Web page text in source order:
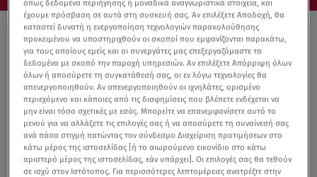
όπως δεδομένα περιήγησης ή μοναδικά αναγνωριστικά στοιχεία, και
έχουμε πρόσβαση σε αυτά στη συσκευή σας. Αν επιλέξετε Αποδοχή, θα
καταστεί δυνατή η ενεργοποίηση τεχνολογιών παρακολούθησης
προκειμένου να υποστηριχθούν οι σκοποί που εμφανίζονται παρακάτω,
για τους οποίους εμείς και οι συνεργάτες μας επεξεργαζόμαστε τα
δεδομένα με σκοπό την παροχή υπηρεσιών. Αν επιλέξετε Απόρριψη όλων
όλων ή αποσύρετε τη συγκατάθεσή σας, οι εν λόγω τεχνολογίες θα
απενεργοποιηθούν. Αν απενεργοποιηθούν οι ιχνηλάτες, ορισμένο
περιεχόμενο και κάποιες από τις διαφημίσεις που βλέπετε ενδέχεται να
μην είναι τόσο σχετικές με εσάς. Μπορείτε να επανεμφανίσετε αυτό το
μενού για να αλλάξετε τις επιλογές σας ή να αποσύρετε τη συναίνεσή σας
ανά πάσα στιγμή πατώντας τον σύνδεσμο Διαχείριση προτιμήσεων στο
κάτω μέρος της ιστοσελίδας [ή το αιωρούμενο εικονίδιο στο κάτω
αριστερό μέρος της ιστοσελίδας, εάν υπάρχει]. Οι επιλογές σας θα τεθούν
σε ισχύ στον Ιστότοπος. Για περισσότερες λεπτομέρειες ανατρέξτε στην